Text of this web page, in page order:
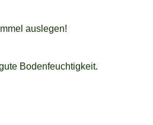
auslegen!
Bodenfeuchtigkeit.